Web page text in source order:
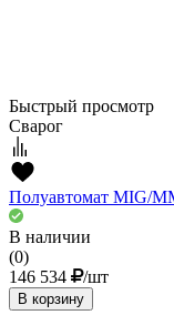
Быстрый просмотр
Сварог
Полуавтомат MIG/
В наличии
(0)
146 534
/шт
В корзину